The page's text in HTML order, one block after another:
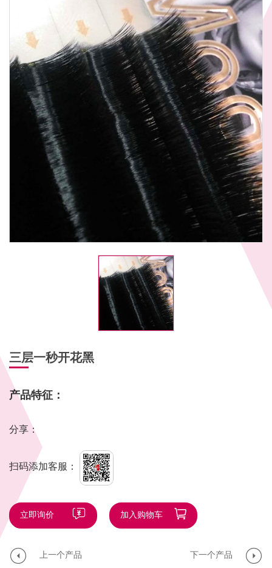
三层一秒开花黑
产品特征：
分享：
扫码添加客服：
立即询价 加入购物车
上一个产品 下一个产品